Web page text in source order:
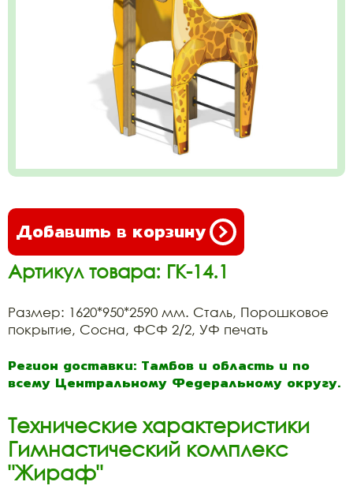
Добавить в корзину
Артикул товара: ГК-14.1
Размер: 1620*950*2590 мм. Сталь, Порошковое
покрытие, Сосна, ФСФ 2/2, УФ печать
Регион доставки: Тамбов и область и по
всему Центральному Федеральному округу.
Технические характеристики
Гимнастический комплекс
"Жираф"